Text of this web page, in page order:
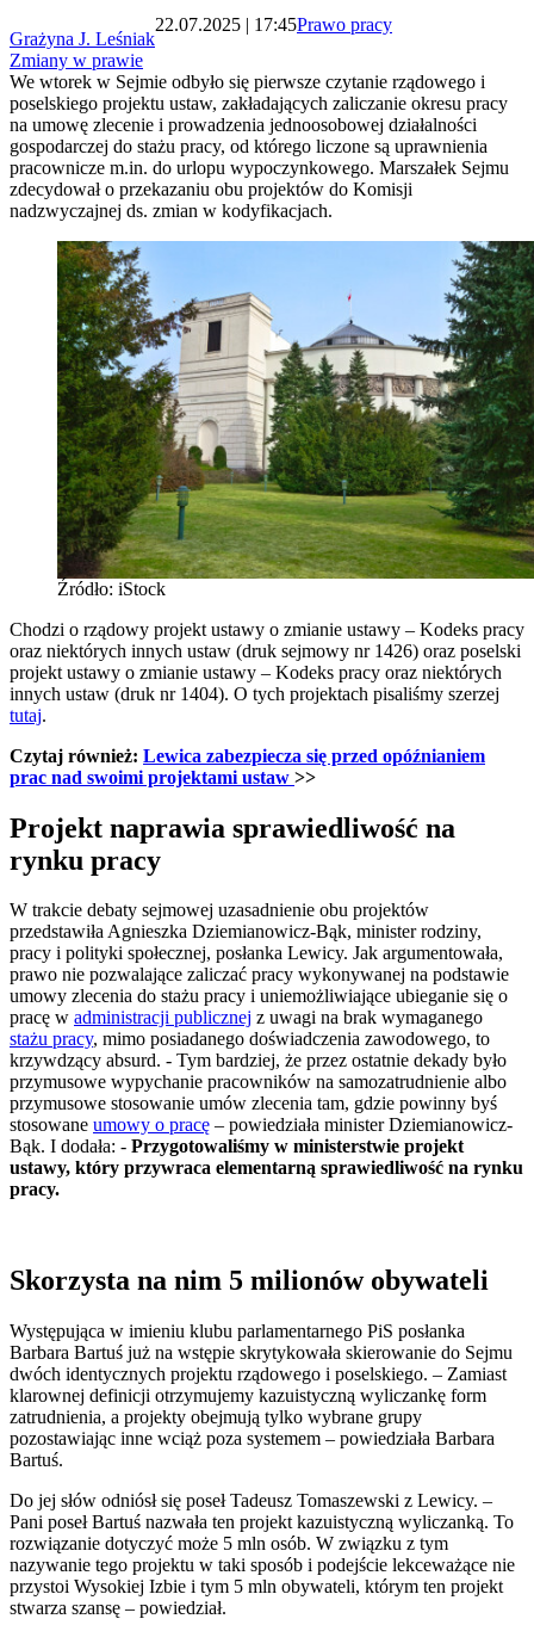
Grażyna J. Leśniak
22.07.2025 | 17:45Prawo pracy
Zmiany w prawie
We wtorek w Sejmie odbyło się pierwsze czytanie rządowego i
poselskiego projektu ustaw, zakładających zaliczanie okresu pracy
na umowę zlecenie i prowadzenia jednoosobowej działalności
gospodarczej do stażu pracy, od którego liczone są uprawnienia
pracownicze m.in. do urlopu wypoczynkowego. Marszałek Sejmu
zdecydował o przekazaniu obu projektów do Komisji
nadzwyczajnej ds. zmian w kodyfikacjach.
Źródło: iStock
Chodzi o rządowy projekt ustawy o zmianie ustawy – Kodeks pracy
oraz niektórych innych ustaw (druk sejmowy nr 1426) oraz poselski
projekt ustawy o zmianie ustawy – Kodeks pracy oraz niektórych
innych ustaw (druk nr 1404). O tych projektach pisaliśmy szerzej
tutaj.
Czytaj również: Lewica zabezpiecza się przed opóźnianiem
prac nad swoimi projektami ustaw >>
Projekt naprawia sprawiedliwość na
rynku pracy
W trakcie debaty sejmowej uzasadnienie obu projektów
przedstawiła Agnieszka Dziemianowicz-Bąk, minister rodziny,
pracy i polityki społecznej, posłanka Lewicy. Jak argumentowała,
prawo nie pozwalające zaliczać pracy wykonywanej na podstawie
umowy zlecenia do stażu pracy i uniemożliwiające ubieganie się o
pracę w administracji publicznej z uwagi na brak wymaganego
stażu pracy, mimo posiadanego doświadczenia zawodowego, to
krzywdzący absurd. - Tym bardziej, że przez ostatnie dekady było
przymusowe wypychanie pracowników na samozatrudnienie albo
przymusowe stosowanie umów zlecenia tam, gdzie powinny byś
stosowane umowy o pracę – powiedziała minister Dziemianowicz-
Bąk. I dodała: - Przygotowaliśmy w ministerstwie projekt
ustawy, który przywraca elementarną sprawiedliwość na rynku
pracy.
Skorzysta na nim 5 milionów obywateli
Występująca w imieniu klubu parlamentarnego PiS posłanka
Barbara Bartuś już na wstępie skrytykowała skierowanie do Sejmu
dwóch identycznych projektu rządowego i poselskiego. – Zamiast
klarownej definicji otrzymujemy kazuistyczną wyliczankę form
zatrudnienia, a projekty obejmują tylko wybrane grupy
pozostawiając inne wciąż poza systemem – powiedziała Barbara
Bartuś.
Do jej słów odniósł się poseł Tadeusz Tomaszewski z Lewicy. –
Pani poseł Bartuś nazwała ten projekt kazuistyczną wyliczanką. To
rozwiązanie dotyczyć może 5 mln osób. W związku z tym
nazywanie tego projektu w taki sposób i podejście lekceważące nie
przystoi Wysokiej Izbie i tym 5 mln obywateli, którym ten projekt
stwarza szansę – powiedział.